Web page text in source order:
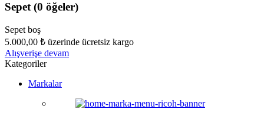
Sepet (0 öğeler)
Sepet boş
5.000,00 ₺ üzerinde ücretsiz kargo
Alışverişe devam
Kategoriler
Markalar